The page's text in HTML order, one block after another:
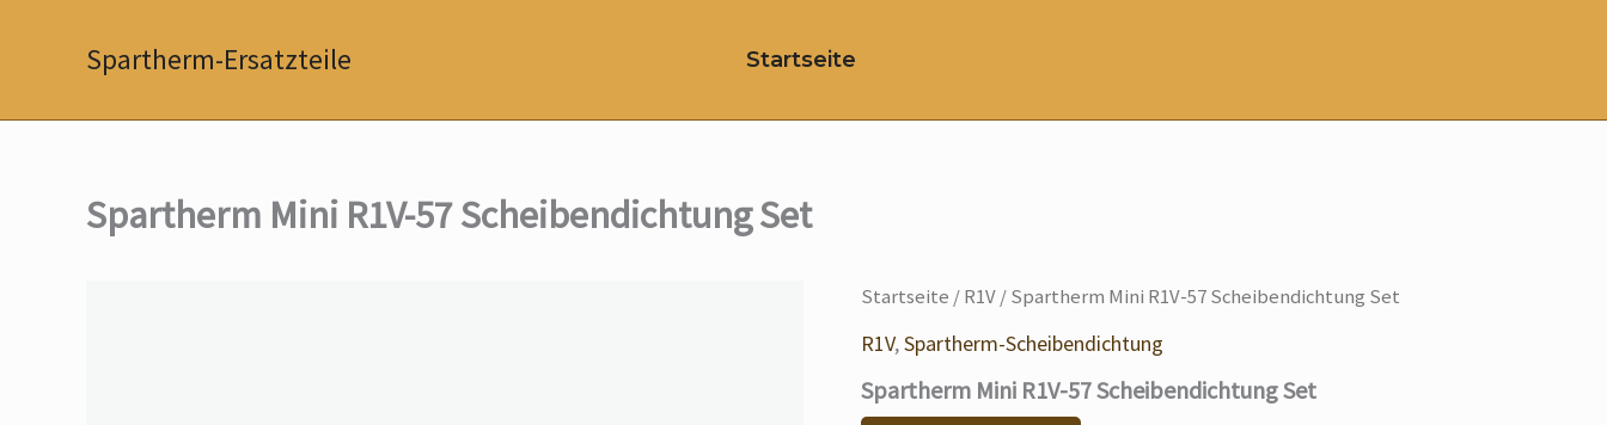
Spartherm-Ersatzteile Startseite
Spartherm Mini R1V-57 Scheibendichtung Set
Startseite /R1V/ Spartherm Mini R1V-57 Scheibendichtung Set
R1V,Spartherm-Scheibendichtung
Spartherm Mini R1V-57 Scheibendichtung Set